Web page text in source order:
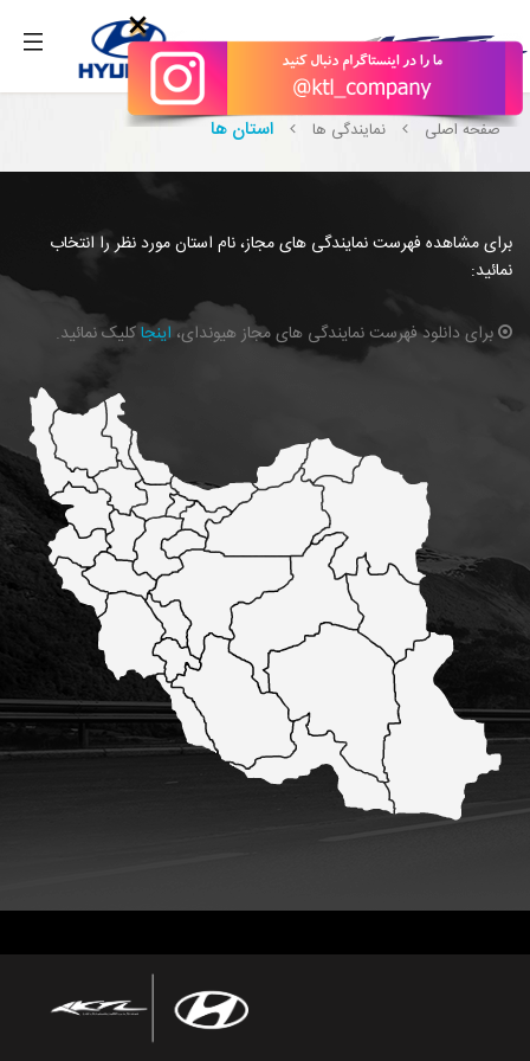
×
صفحه اصلی نمایندگی ها استان ها
برای مشاهده فهرست نمایندگی های مجاز، نام استان مورد نظر را انتخاب
نمائید:
برای دانلود فهرست نمایندگی های مجاز هیوندای، اینجاکلیک نمائید.